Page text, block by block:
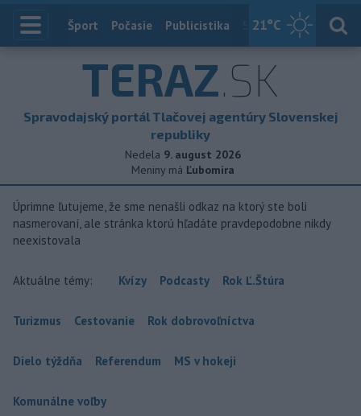
21°C
Index
Šport Počasie Publicistika Slovensko
TERAZ.SK
Spravodajský portál Tlačovej agentúry Slovenskej
republiky
Nedela 9. august 2026
Meniny má Ľubomíra
Úprimne ľutujeme, že sme nenašli odkaz na ktorý ste boli
nasmerovaní, ale stránka ktorú hľadáte pravdepodobne nikdy
neexistovala
Aktuálne témy: Kvízy Podcasty Rok Ľ.Štúra
Turizmus Cestovanie Rok dobrovoľníctva
Dielo týždňa Referendum MS v hokeji
Komunálne voľby